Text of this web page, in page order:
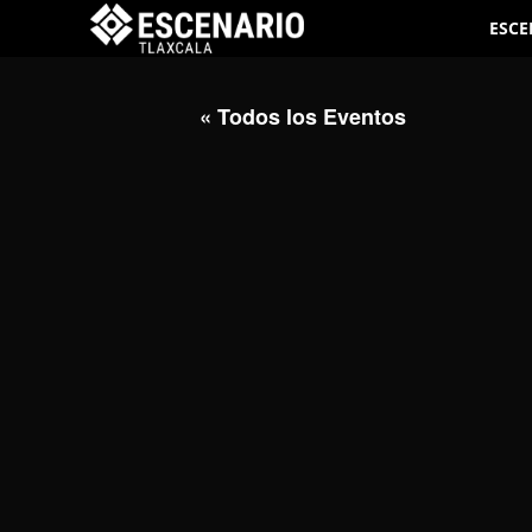
« Todos los Eventos